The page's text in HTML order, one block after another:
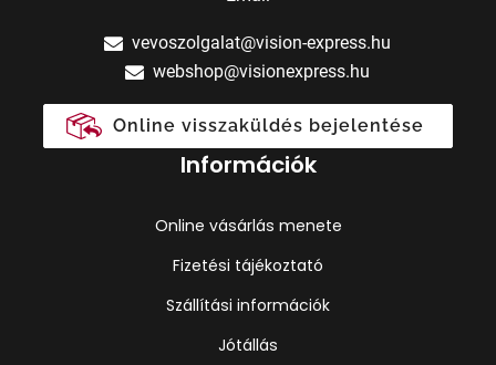
vevoszolgalat@vision-express.hu
webshop@visionexpress.hu
Online visszaküldés bejelentése
Információk
Online vásárlás menete
Fizetési tájékoztató
Szállítási információk
Jótállás